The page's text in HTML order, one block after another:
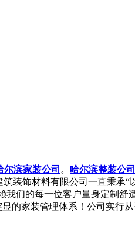
尔滨家装公司 。 哈尔滨整装公司
装饰材料有限公司一直秉承“
们的每一位客户量身定制舒
的家装管理体系！公司实行